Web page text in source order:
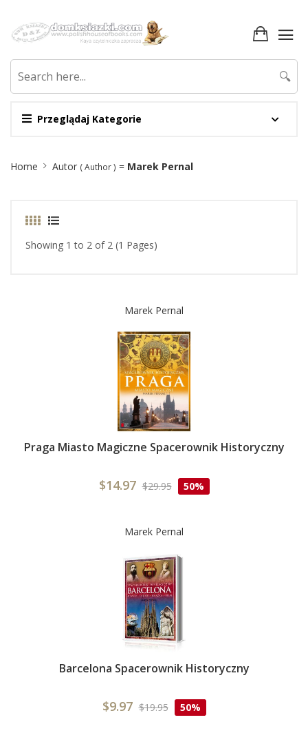
Przeglądaj Kategorie
🔍
Breadcrumb
Home Autor ( Author ) = Marek Pernal
Showing 1 to 2 of 2 (1 Pages)
Marek Pernal
Praga Miasto Magiczne Spacerownik Historyczny
$14.97 $29.95 50%
Marek Pernal
Barcelona Spacerownik Historyczny
$9.97 $19.95 50%